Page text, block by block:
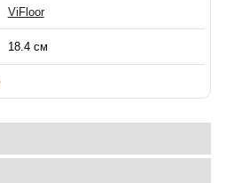
ViFloor
18.4 см